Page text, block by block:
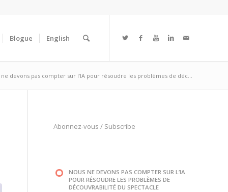
Blogue English
ne devons pas compter sur l’IA pour résoudre les problèmes de déc...
Abonnez-vous / Subscribe
NOUS NE DEVONS PAS COMPTER SUR L’IA
POUR RÉSOUDRE LES PROBLÈMES DE
DÉCOUVRABILITÉ DU SPECTACLE